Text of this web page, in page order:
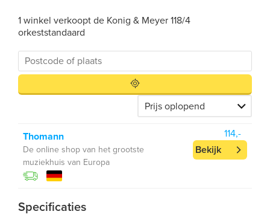
1 winkel verkoopt de Konig & Meyer 118/4
orkeststandaard
Thomann
De online shop van het grootste
muziekhuis van Europa
114,-
Bekijk
Specificaties